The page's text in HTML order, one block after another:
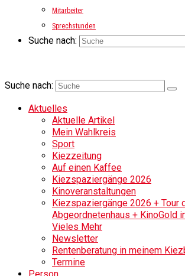
Mitarbeiter
Sprechstunden
Suche nach:
Suche nach:
Aktuelles
Aktuelle Artikel
Mein Wahlkreis
Sport
Kiezzeitung
Auf einen Kaffee
Kiezspaziergänge 2026
Kinoveranstaltungen
Kiezspaziergänge 2026 + Tour
Abgeordnetenhaus + KinoGold
Vieles Mehr
Newsletter
Rentenberatung in meinem
Termine